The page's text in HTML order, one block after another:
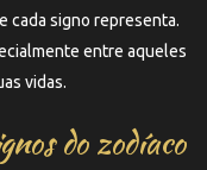
cada signo representa.
entre aqueles
vidas.
do zodíaco